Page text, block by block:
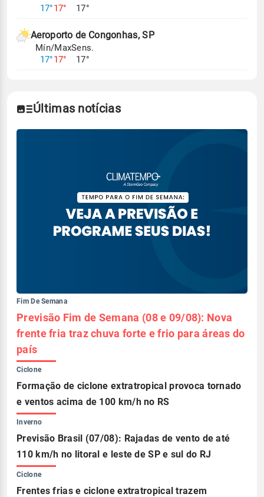
17°17°
17°
Aeroporto de Congonhas, SP
Mín/Max
17°17°
Sens.
17°
Últimas notícias
Fim De Semana
Previsão Fim de Semana (08 e 09/08): Nova
frente fria traz chuva forte e frio para áreas do
país
Ciclone
Formação de ciclone extratropical provoca tornado
e ventos acima de 100 km/h no RS
Inverno
Previsão Brasil (07/08): Rajadas de vento de até
110 km/h no litoral e leste de SP e sul do RJ
Ciclone
Frentes frias e ciclone extratropical trazem